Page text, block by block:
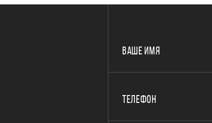
ВАШЕ ИМЯ
ТЕЛЕФОН